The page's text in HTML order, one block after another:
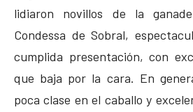
lidiaron novillos de la
Condessa de Sobral,
cumplida presentación, con
que baja por la cara. En
poca clase en el caballo y